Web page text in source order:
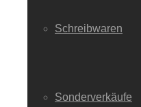
Schreibwaren
Sonderverkäufe